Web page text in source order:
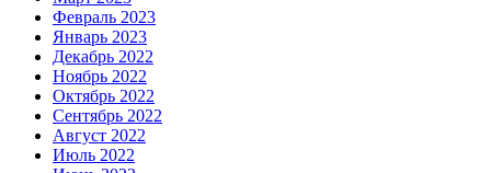
Февраль 2023
Январь 2023
Декабрь 2022
Ноябрь 2022
Октябрь 2022
Сентябрь 2022
Август 2022
Июль 2022